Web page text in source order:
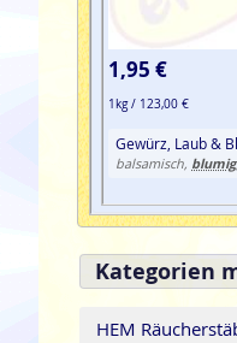
1,95 €
1kg / 123,00 €
Gewürz, Laub &
balsamisch, blumig
Kategorien
HEM